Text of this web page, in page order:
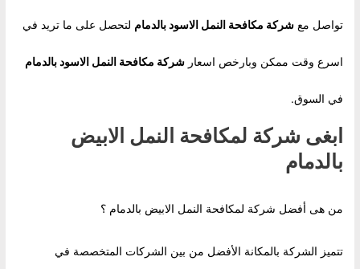
تواصل معشركة مكافحة النمل الاسود بالدمام لتحصل على ما تريد في
اسرع وقت ممكن وبارخص اسعارشركة مكافحة النمل الاسود بالدمام
في السوق.
ابغى شركة لمكافحة النمل الابيض
بالدمام
من هى أفضل شركة لمكافحة النمل الابيض بالدمام ؟
تتميز الشركة بالمكانة الأفضل من بين الشركات المتخصصة في